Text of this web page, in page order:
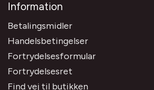
Information
Betalingsmidler
Handelsbetingelser
Fortrydelsesformular
Fortrydelsesret
Find vej til butikken